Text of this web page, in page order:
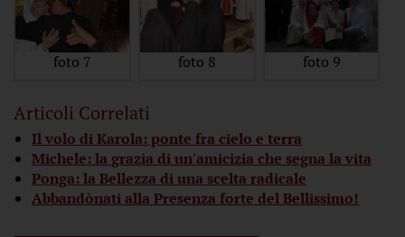
foto 7 foto 8 foto 9
Articoli Correlati
Il volo di Karola: ponte fra cielo e terra
Michele: la grazia di un'amicizia che segna la vita
Ponga: la Bellezza di una scelta radicale
Abbandònati alla Presenza forte del Bellissimo!